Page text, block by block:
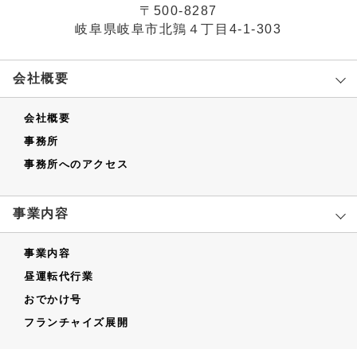
〒500-8287
岐阜県岐阜市北鶉４丁目4-1-303
会社概要
会社概要
事務所
事務所へのアクセス
事業内容
事業内容
昼運転代行業
おでかけ号
フランチャイズ展開